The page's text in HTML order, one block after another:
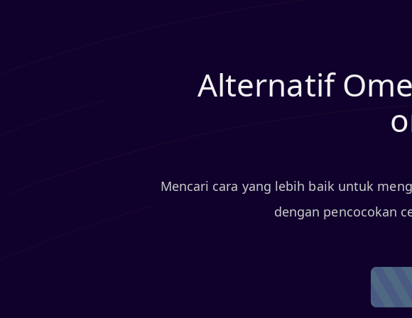
Alternatif
Mencari cara yang lebih baik untuk
dengan pencocokan